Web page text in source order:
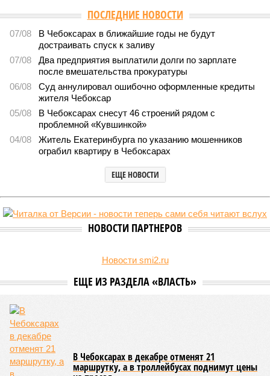
ПОСЛЕДНИЕ НОВОСТИ
07/08
В Чебоксарах в ближайшие годы не будут
достраивать спуск к заливу
07/08
Два предприятия выплатили долги по зарплате
после вмешательства прокуратуры
06/08
Суд аннулировал ошибочно оформленные кредиты
жителя Чебоксар
05/08
В Чебоксарах снесут 46 строений рядом с
проблемной «Кувшинкой»
04/08
Житель Екатеринбурга по указанию мошенников
ограбил квартиру в Чебоксарах
ЕЩЕ НОВОСТИ
НОВОСТИ ПАРТНЕРОВ
Новости smi2.ru
ЕЩЕ ИЗ РАЗДЕЛА «ВЛАСТЬ»
В Чебоксарах в декабре отменят 21
маршрутку, а в троллейбусах поднимут цены